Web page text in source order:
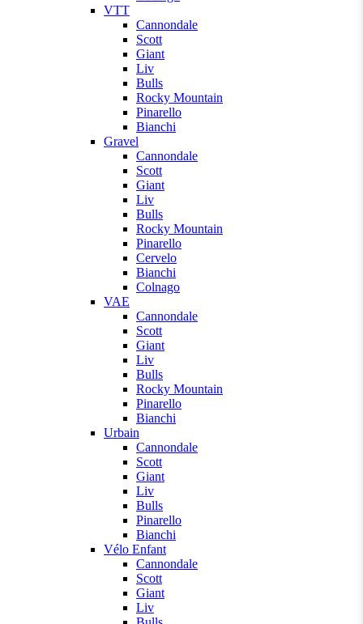
VTT
Cannondale
Scott
Giant
Liv
Bulls
Rocky Mountain
Pinarello
Bianchi
Gravel
Cannondale
Scott
Giant
Liv
Bulls
Rocky Mountain
Pinarello
Cervelo
Bianchi
Colnago
VAE
Cannondale
Scott
Giant
Liv
Bulls
Rocky Mountain
Pinarello
Bianchi
Urbain
Cannondale
Scott
Giant
Liv
Bulls
Pinarello
Bianchi
Vélo Enfant
Cannondale
Scott
Giant
Liv